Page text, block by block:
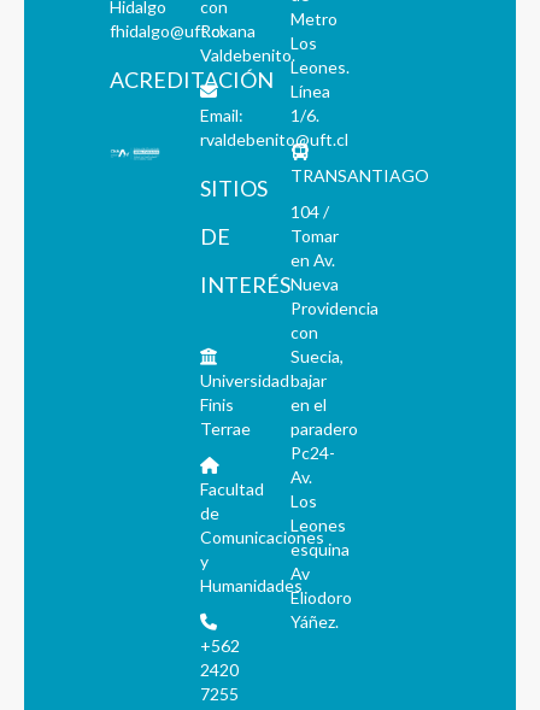
Hidalgo
fhidalgo@uft.cl
ACREDITACIÓN
con
Roxana
Valdebenito.
Email:
rvaldebenito@uft.cl
SITIOS
DE
INTERÉS
Universidad
Finis
Terrae
Facultad
de
Comunicaciones
y
Humanidades
+562
2420
7255
Metro
Los
Leones.
Línea
1/6.
TRANSANTIAGO
104 /
Tomar
en Av.
Nueva
Providencia
con
Suecia,
bajar
en el
paradero
Pc24-
Av.
Los
Leones
esquina
Av
Eliodoro
Yáñez.